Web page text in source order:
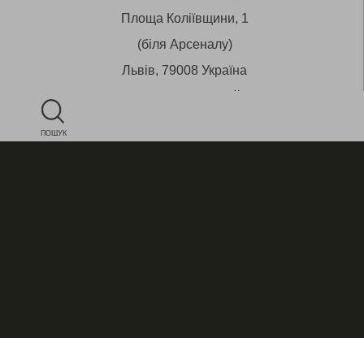
ПОШУК
Площа Коліївщини, 1
(біля Арсеналу)
Львів, 79008 Україна